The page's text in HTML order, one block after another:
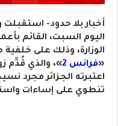
أخبار بلا حدود- استقبلت
اليوم السبت، القائم
الوزارة، وذلك على خلفية
«فرانس 2
»، والذي قُدِّم
اعتبرته الجزائر مجرد
تنطوي على إساءات